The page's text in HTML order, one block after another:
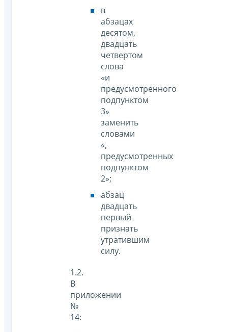
в
абзацах
десятом,
двадцать
четвертом
слова
«и
предусмотренного
подпунктом
3»
заменить
словами
«,
предусмотренных
подпунктом
2»;
абзац
двадцать
первый
признать
утратившим
силу.
1.2.
В
приложении
№
14: